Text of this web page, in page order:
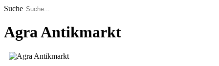
Suche
Agra Antikmarkt